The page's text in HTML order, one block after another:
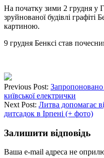
На початку зими 2 грудня у
зруйнованої будівлі графіті
картиною.
9 грудня Бенксі став
Previous Post: Запропоновано
київської електрички
Next Post: Литва допомагає
дитсадок в Ірпені (+ фото)
Залишити відповідь
Ваша e-mail адреса не